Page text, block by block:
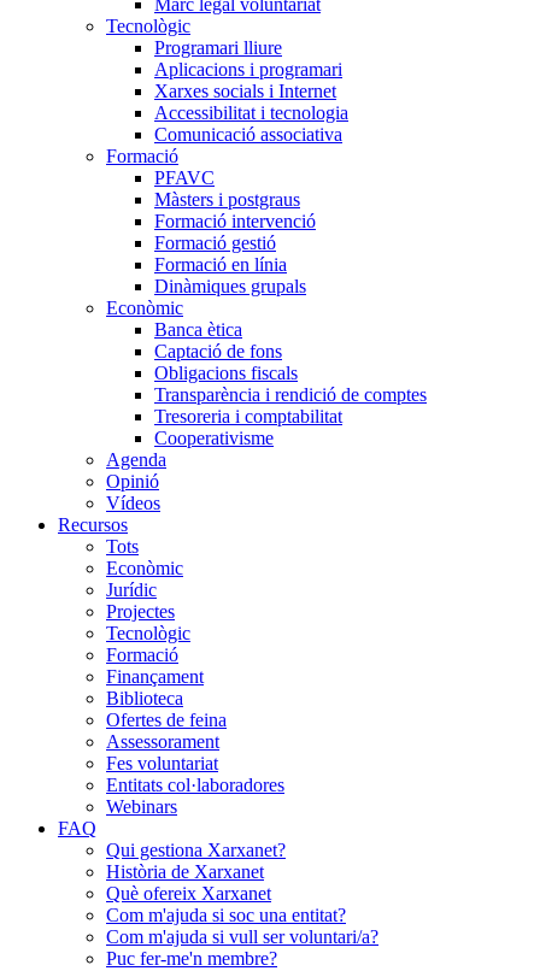
Marc legal voluntariat
Tecnològic
Programari lliure
Aplicacions i programari
Xarxes socials i Internet
Accessibilitat i tecnologia
Comunicació associativa
Formació
PFAVC
Màsters i postgraus
Formació intervenció
Formació gestió
Formació en línia
Dinàmiques grupals
Econòmic
Banca ètica
Captació de fons
Obligacions fiscals
Transparència i rendició de comptes
Tresoreria i comptabilitat
Cooperativisme
Agenda
Opinió
Vídeos
Recursos
Tots
Econòmic
Jurídic
Projectes
Tecnològic
Formació
Finançament
Biblioteca
Ofertes de feina
Assessorament
Fes voluntariat
Entitats col·laboradores
Webinars
FAQ
Qui gestiona Xarxanet?
Història de Xarxanet
Què ofereix Xarxanet
Com m'ajuda si soc una entitat?
Com m'ajuda si vull ser voluntari/a?
Puc fer-me'n membre?